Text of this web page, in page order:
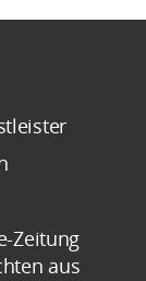
Zeitung
aus